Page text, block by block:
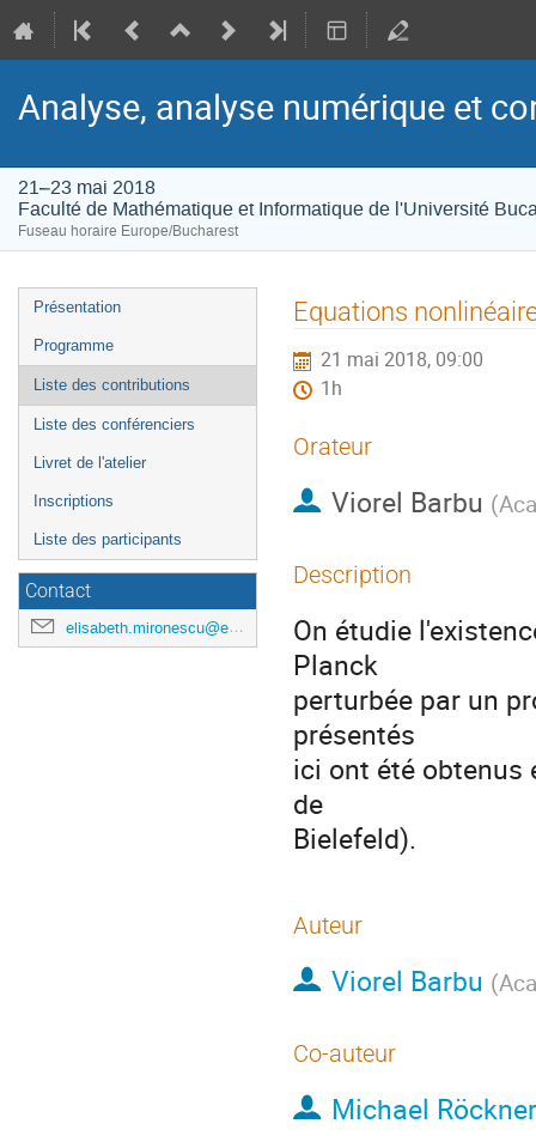
Analyse, analyse numérique et
21–23 mai 2018
Faculté de Mathématique et Informatique de l'Université
Fuseau horaire Europe/Bucharest
Menu
de
l'événement
Présentation
Programme
Liste des contributions
Liste des conférenciers
Livret de l'atelier
Inscriptions
Liste des participants
Contact
elisabeth.mironescu@ec-lyon.fr
Equations
21 mai 2018, 09:00
1h
Orateur
Viorel Barbu (
Description
On étudie
Planck
perturbée par un
présentés
ici ont été obtenus
de
Bielefeld).
Auteur
Viorel Barbu (
Co-auteur
Michael Röckner